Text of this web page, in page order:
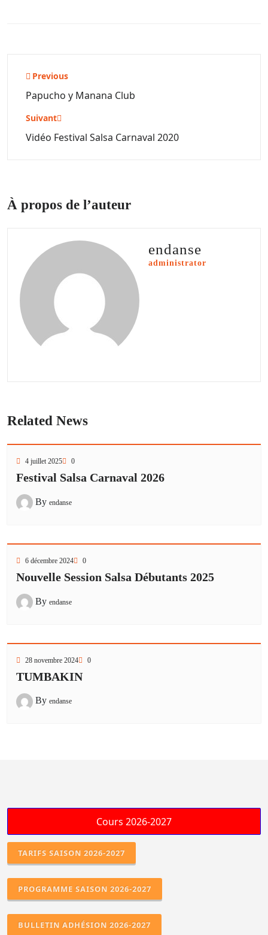
Navigation
de
l’article
Previous
Papucho y Manana Club
Suivant
Vidéo Festival Salsa Carnaval 2020
À propos de l’auteur
endanse
administrator
Related News
4 juillet 2025 0
Festival Salsa Carnaval 2026
By endanse
6 décembre 2024 0
Nouvelle Session Salsa Débutants 2025
By endanse
28 novembre 2024 0
TUMBAKIN
By endanse
TARIFS SAISON 2026-2027
PROGRAMME SAISON 2026-2027
BULLETIN ADHÉSION 2026-2027